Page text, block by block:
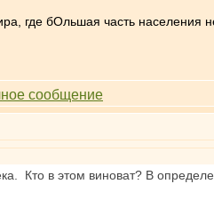
где бОльшая часть населения
Кто в этом виноват? В